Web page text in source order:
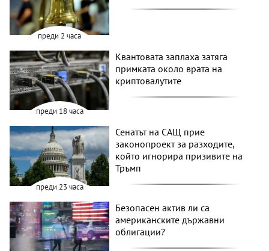
преди 2 часа
преди 18 часа
Квантовата заплаха затяга
примката около врата на
криптовалутите
преди 23 часа
Сенатът на САЩ прие
законопроект за разходите,
който игнорира призивите на
Тръмп
Безопасен актив ли са
американските държавни
облигации?